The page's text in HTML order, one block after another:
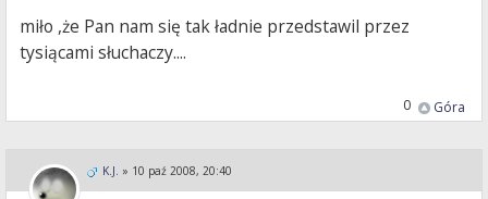
miło ,że Pan nam się tak ładnie przedstawil przez
tysiącami słuchaczy....
Góra
0
K.J. » 10 paź 2008, 20:40